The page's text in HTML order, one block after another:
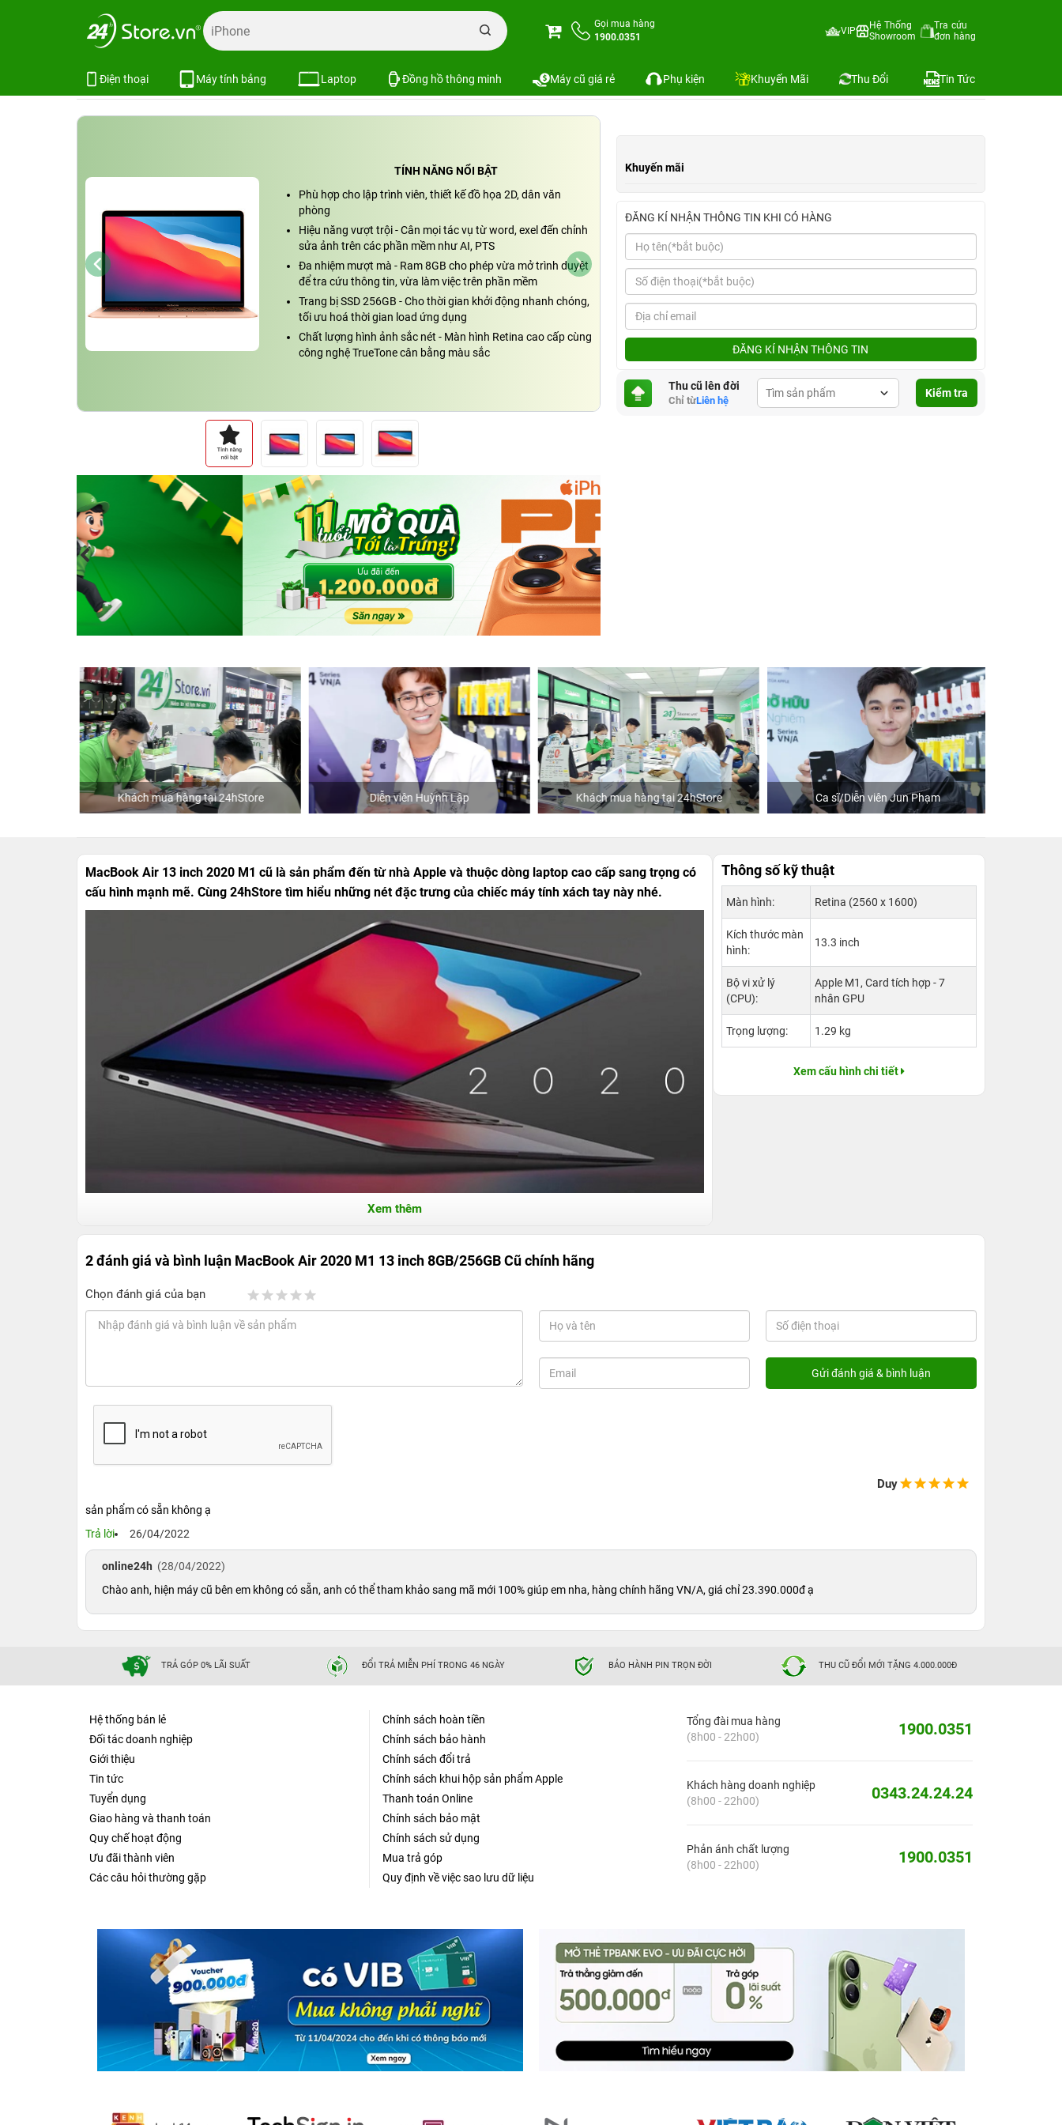
Gọi mua hàng
1900.0351
VIP
Hệ Thống
Showroom
Tra cứu
đơn hàng
Điện thoại Máy tính bảng Laptop Đồng hồ thông minh Máy cũ giá rẻ Phụ kiện Khuyến Mãi Thu Đổi Tin Tức
Trang chủ Laptop Cũ MacBook Air 13 inch 2020 M1 Cũ MacBook Air 2020 M1 13 inch 8GB/256GB Cũ chính hãng
MacBook Air 2020 M1 13 inch 8GB/256GB Cũ chính hãng
Xem cấu hình So sánh
TÍNH NĂNG NỔI BẬT
Phù hợp cho lập trình viên, thiết kế đồ họa 2D, dân văn
phòng
Hiệu năng vượt trội - Cân mọi tác vụ từ word, exel đến chỉnh
sửa ảnh trên các phần mềm như AI, PTS
Đa nhiệm mượt mà - Ram 8GB cho phép vừa mở trình duyệt
để tra cứu thông tin, vừa làm việc trên phần mềm
Trang bị SSD 256GB - Cho thời gian khởi động nhanh chóng,
tối ưu hoá thời gian load ứng dụng
Chất lượng hình ảnh sắc nét - Màn hình Retina cao cấp cùng
công nghệ TrueTone cân bằng màu sắc
Khuyến mãi
ĐĂNG KÍ NHẬN THÔNG TIN KHI CÓ HÀNG
ĐĂNG KÍ NHẬN THÔNG TIN
Thu cũ lên đời
Chỉ từLiên hệ
Kiểm tra
Khách mua hàng tại 24hStore Diễn viên Huỳnh Lập Khách mua hàng tại 24hStore Ca sĩ/Diễn viên Jun Phạm
MacBook Air 13 inch 2020 M1 cũ là sản phẩm đến từ nhà Apple và thuộc dòng laptop cao cấp sang trọng có
cấu hình mạnh mẽ. Cùng 24hStore tìm hiểu những nét đặc trưng của chiếc máy tính xách tay này nhé.
Macbook Air 13 inch 2020 M1 - Thiết kế tinh tế, hiệu năng cực đỉnh
Chip Apple M1 tốc độ xử lý nhanh gấp 3.5 lần thế hệ tiền nhiệm
MacBook Air 13 inch 2020 M1 cũ được trang bị con chip Apple M1, sản xuất độc quyền bởi Apple trên tính trình
năng đáng kinh ngạc. Hiệu năng của máy có thể xử lý mọi tác vụ văn phòng như Word, Excel, Powerpoint một
cách mượt mà và thực hiện tốt việc chỉnh sửa hình ảnh, kết xuất 2D trên các phần mềm Photoshop, AI… Không
những thế, máy còn hỗ trợ tiết kiệm điện năng cao.
Đi cùng với CPU là card đồ họa tích hợp 7 nhân GPU, hiệu năng được đánh giá vượt trội sau nhiều bài thử
MacBook Air 13 inch 2020 M1 cũ được trang bị RAM 8GB với khả năng đa nhiệm cao, bạn có thể mở cùng lúc
nhiều cửa sổ và các ứng dụng để phục vụ cho công việc, giải trí của mình mà không cần lo lắng việc máy sẽ bị
trong Safari cực mượt. Bạn có thể đánh thức máy đang trong chế độ ngủ chỉ mất vài giây và mang lại không
gian lưu trữ rộng rãi, giúp bạn thoải mái lưu lại những dữ liệu cá nhân của mình.
Xem thêm
Thông số kỹ thuật
Màn hình: Retina (2560 x 1600)
Kích thước màn
hình:
13.3 inch
Bộ vi xử lý
(CPU):
Apple M1, Card tích hợp - 7
nhân GPU
Trọng lượng: 1.29 kg
Xem cấu hình chi tiết
2 đánh giá và bình luận MacBook Air 2020 M1 13 inch 8GB/256GB Cũ chính hãng
Chọn đánh giá của bạn
Duy
sản phẩm có sẵn không ạ
Trả lời
26/04/2022
online24h (28/04/2022)
Chào anh, hiện máy cũ bên em không có sẵn, anh có thể tham khảo sang mã mới 100% giúp em nha, hàng chính hãng VN/A, giá chỉ 23.390.000đ ạ
TRẢ GÓP 0% LÃI SUẤT ĐỔI TRẢ MIỄN PHÍ TRONG 46 NGÀY BẢO HÀNH PIN TRỌN ĐỜI THU CŨ ĐỔI MỚI TẶNG 4.000.000Đ
Hệ thống bán lẻ
Đối tác doanh nghiệp
Giới thiệu
Tin tức
Tuyển dụng
Giao hàng và thanh toán
Quy chế hoạt động
Ưu đãi thành viên
Các câu hỏi thường gặp
Chính sách hoàn tiền
Chính sách bảo hành
Chính sách đổi trả
Chính sách khui hộp sản phẩm Apple
Thanh toán Online
Chính sách bảo mật
Chính sách sử dụng
Mua trả góp
Quy định về việc sao lưu dữ liệu
Tổng đài mua hàng
(8h00 - 22h00)
1900.0351
Khách hàng doanh nghiệp
(8h00 - 22h00)
0343.24.24.24
Phản ánh chất lượng
(8h00 - 22h00)
1900.0351